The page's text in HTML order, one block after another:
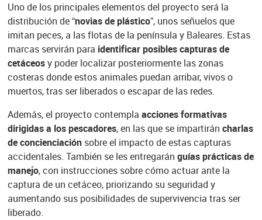
Uno de los principales elementos del proyecto será la
distribución de“novias de plástico”, unos señuelos que
imitan peces, a las flotas de la península y Baleares. Estas
marcas servirán para identificar posibles capturas de
cetáceosy poder localizar posteriormente las zonas
costeras donde estos animales puedan arribar, vivos o
muertos, tras ser liberados o escapar de las redes.
Además, el proyecto contempla acciones formativas
dirigidas a los pescadores, en las que se impartirán charlas
de concienciación sobre el impacto de estas capturas
accidentales. También se les entregarán guías prácticas de
manejo, con instrucciones sobre cómo actuar ante la
captura de un cetáceo, priorizando su seguridad y
aumentando sus posibilidades de supervivencia tras ser
liberado.